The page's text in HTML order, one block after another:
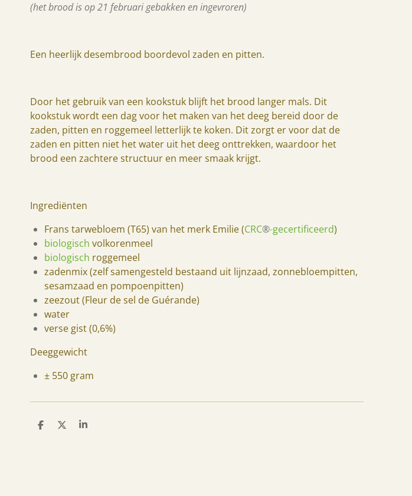
(het brood is op 21 februari gebakken en ingevroren)
Een heerlijk desembrood boordevol zaden en pitten.
Door het gebruik van een kookstuk blijft het brood langer mals. Dit
kookstuk wordt een dag voor het maken van het deeg bereid door de
zaden, pitten en roggemeel letterlijk te koken. Dit zorgt er voor dat de
zaden en pitten niet het water uit het deeg onttrekken, waardoor het
brood een zachtere structuur en meer smaak krijgt.
Ingrediënten
Frans tarwebloem (T65) van het merk Emilie (CRC®-gecertificeerd)
biologisch volkorenmeel
biologisch roggemeel
zadenmix (zelf samengesteld bestaand uit lijnzaad, zonnebloempitten,
sesamzaad en pompoenpitten)
zeezout (Fleur de sel de Guérande)
water
verse gist (0,6%)
Deeggewicht
± 550 gram
D
D
S